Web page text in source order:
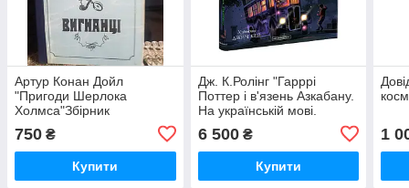
Артур Конан Дойл
"Пригоди Шерлока
Холмса"Збірник
детективів. На українській
мові
750 ₴
Купити
Дж. К.Ролінг "Гарррі
Поттер і в'язень Азкабану.
На українській мові.
6 500₴
Купити
1